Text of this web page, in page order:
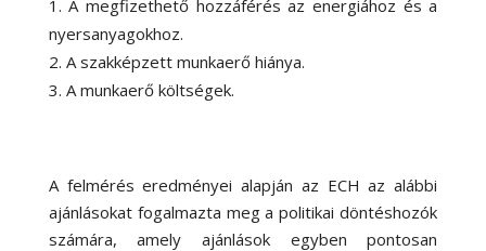
A megfizethető hozzáférés az energiához és a
nyersanyagokhoz.
A szakképzett munkaerő hiánya.
A munkaerő költségek.
A felmérés eredményei alapján az ECH az alábbi
ajánlásokat fogalmazta meg a politikai döntéshozók
számára, amely ajánlások egyben pontosan